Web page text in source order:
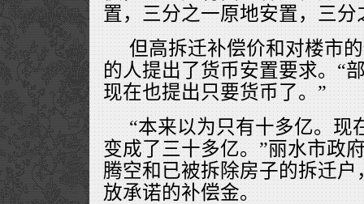
置，三分之一原地安置，三分
但高拆迁补偿价和对楼市
的人提出了货币安置要求。“
现在也提出只要货币了。”
“本来以为只有十多亿。现
变成了三十多亿。”丽水市政
腾空和已被拆除房子的拆迁
放承诺的补偿金。